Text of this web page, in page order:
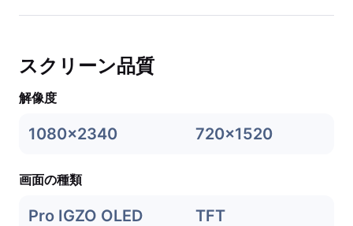
スクリーン品質
解像度
1080x2340 720x1520
画面の種類
Pro IGZO OLED TFT